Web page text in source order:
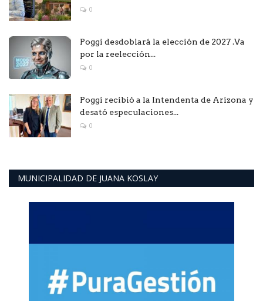
0
Poggi desdoblará la elección de 2027 .Va
por la reelección...
0
Poggi recibió a la Intendenta de Arizona y
desató especulaciones...
0
MUNICIPALIDAD DE JUANA KOSLAY